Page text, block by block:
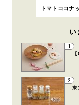
トマトココナ
い
1
2
東